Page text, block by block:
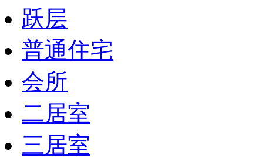
跃层
普通住宅
会所
二居室
三居室